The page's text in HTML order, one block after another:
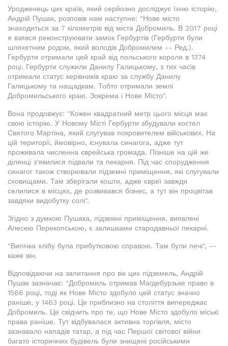
Уродженець цих країв, який серйозно досліджує їхню історію,
Андрій Пушак, розповів нам наступне: "Нове місто
знаходиться за 7 кілометрів від міста Добромиль. В 2017 році
я взявся реконструювати замок Гербуртів (Гербурти були
шляхетним родом, який володів Добромилем -- Ред.).
Гербурти отримали цей край від польського короля в 1374
році. Гербурти служили Данилу Галицькому, з тих часів
отримали статус керівників краю за службу Данилу
Галицькому та нащадкам. Тобто отримали землі
Добромильського краю. Зокрема і Нове Місто".
Вона продовжує: "Кожен квадратний метр цього місця має
свою історію. У Новому Місті Гербурти збудували костел
Святого Мартіна, який слугував покровителем військових. На
цій території, ймовірно, існувала синагога, адже тут
проживала численна єврейська громада. Пізніше на цій же
ділянці з'явилися підвали та пекарня. Під час спорудження
синагог також створювали підземні приміщення, які слугували
сховищами. Там зберігали кошти, адже євреї завжди
селилися в місцях, де розвивався бізнес, а тут він процвітав
завдяки видобутку солі".
Згідно з думкою Пушака, підземні приміщення, виявлені
Алесею Перекопською, є залишками стародавньої пекарні.
"Випічка хлібу була прибутковою справою. Там були печі", --
каже він.
Відповідаючи на запитання про вік цих підземель, Андрій
Пушак зазначає: "Добромиль отримав Магдебурзьке право в
1566 році, тоді як Нове Місто здобуло цей статус значно
раніше, у 1463 році. Це приблизно на століття випереджає
Добромиль. Це свідчить про те, що Нове Місто здобуло міські
права раніше. Тут відбувалася активна торгівля, місто
зазнавало нападів татар, а під час Першої світової війни
багато історичних будівель були знищені російськими